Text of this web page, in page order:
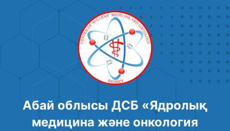
Абай облысы ДСБ «Ядролық
медицина және онкология